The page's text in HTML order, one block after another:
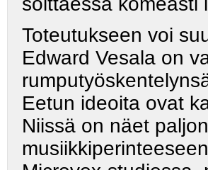
Toteutukseen voi
Edward Vesala on
Eetun ideoita ovat
Niissä on näet